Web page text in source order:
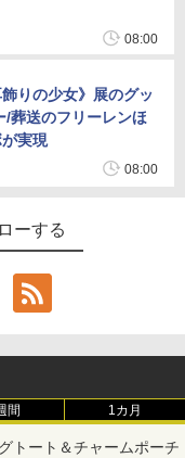
08:00
りの少女》展のグッ
/葬送のフリーレンほ
実現
08:00
ーする
間 1カ月
トート＆チャームポーチ